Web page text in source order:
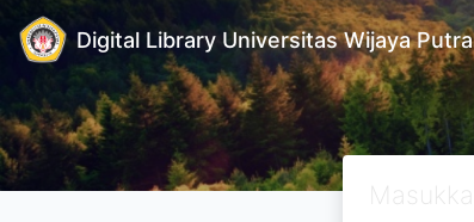
Digital Library Universitas Wijaya Putra